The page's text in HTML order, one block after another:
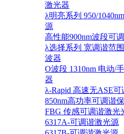
激光器
λ明亮系列 950/
源
高性能900nm波段可
λ选择系列 宽调谐范
波器
O波段 1310nm 电动/
器
λ-Rapid 高速无ASE
850nm高功率可调谐
FBG 传感可调谐激光
6317A-可调谐激光源